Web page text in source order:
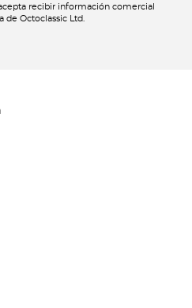
recibir información comercial
de Octoclassic Ltd.